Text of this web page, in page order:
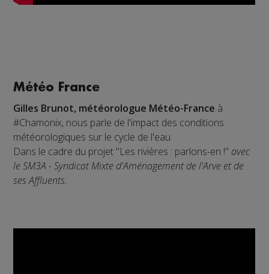
Météo France
Gilles Brunot, météorologue Météo-France à
#Chamonix, nous parle de l'impact des conditions
météorologiques sur le cycle de l'eau.
Dans le cadre du projet "Les rivières : parlons-en !" avec
le SM3A - Syndicat Mixte d'Aménagement de l'Arve et de
ses Affluents.